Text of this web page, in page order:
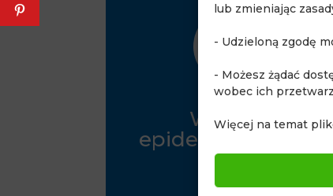
lub zmieniając
- Udzieloną zgodę
- Możesz żądać
wobec ich
Więcej na temat

Wywiad
epidemiologiczny